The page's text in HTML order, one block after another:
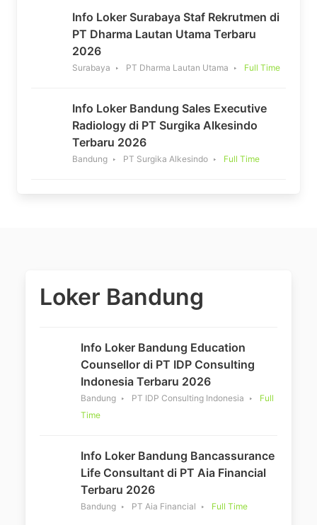
Info Loker Surabaya Staf Rekrutmen di
PT Dharma Lautan Utama Terbaru
2026
Surabaya PT Dharma Lautan Utama Full Time
Info Loker Bandung Sales Executive
Radiology di PT Surgika Alkesindo
Terbaru 2026
Bandung PT Surgika Alkesindo Full Time
Loker Bandung
Info Loker Bandung Education
Counsellor di PT IDP Consulting
Indonesia Terbaru 2026
Bandung PT IDP Consulting Indonesia
Full
Time
Info Loker Bandung Bancassurance
Life Consultant di PT Aia Financial
Terbaru 2026
Bandung PT Aia Financial Full Time